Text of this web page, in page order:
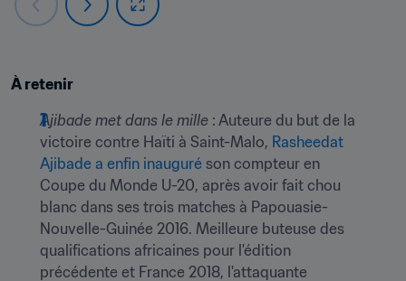
À retenir
Ajibade met dans le mille : Auteure du but de la
victoire contre Haïti à Saint-Malo, Rasheedat
Ajibade a enfin inauguré son compteur en
Coupe du Monde U-20, après avoir fait chou
blanc dans ses trois matches à Papouasie-
Nouvelle-Guinée 2016. Meilleure buteuse des
qualifications africaines pour l'édition
précédente et France 2018, l'attaquante